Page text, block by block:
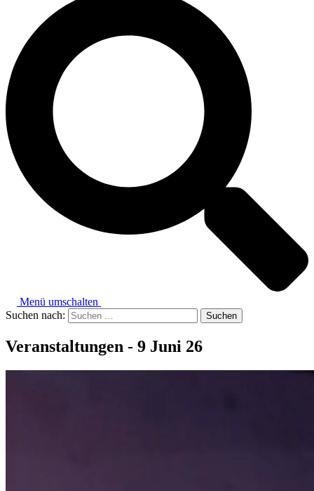
Menü umschalten
Suchen nach:
Veranstaltungen - 9 Juni 26